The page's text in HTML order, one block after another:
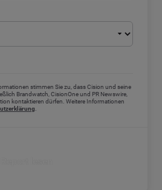
stimmen Sie zu, dass Cision und seine
Brandwatch, CisionOne und PR Newswire,
kontaktieren dürfen. Weitere Informationen